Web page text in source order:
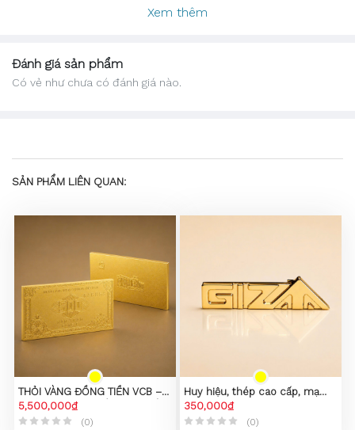
Lưu ý: Vui lòng đọc kỹ hướng dẫn sử dụng
Xem thêm
Đánh giá sản phẩm
Có vẻ như chưa có đánh giá nào.
SẢN PHẨM LIÊN QUAN:
THỎI VÀNG ĐỒNG TIỀN VCB –
PHIÊN BẢN SƯU TẦM CAO CẤP
5,500,000₫
(0)
Huy hiệu, thép cao cấp, mạ
PVD vàng 23K
350,000₫
(0)